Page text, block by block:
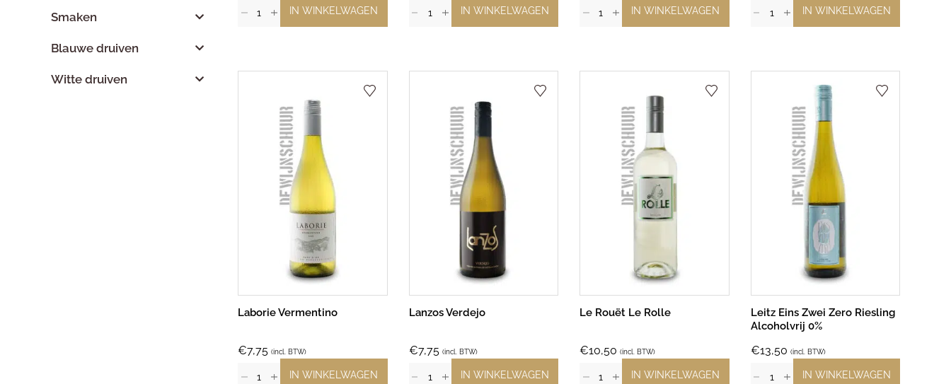
IN WINKELWAGEN IN WINKELWAGEN IN WINKELWAGEN IN WINKELWAGEN
Laborie Vermentino
€7,75 (incl. BTW)
IN WINKELWAGEN
Lanzos Verdejo
€7,75 (incl. BTW)
IN WINKELWAGEN
Le Rouët Le Rolle
€10,50 (incl. BTW)
IN WINKELWAGEN
Leitz Eins Zwei Zero Riesling
Alcoholvrij 0%
€13,50 (incl. BTW)
IN WINKELWAGEN
Smaken
Blauwe druiven
Witte druiven